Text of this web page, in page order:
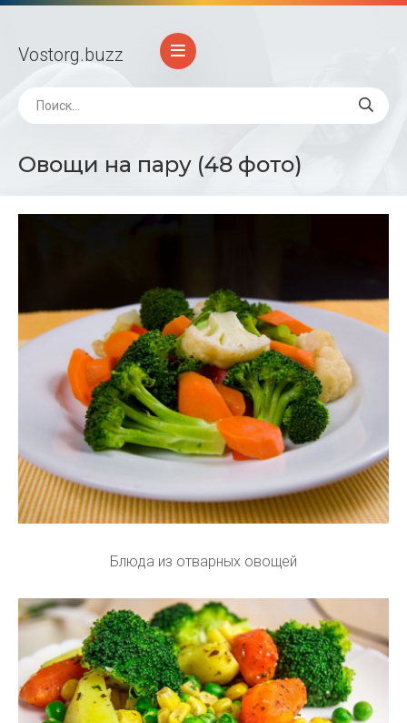
Vostorg.buzz
Овощи на пару (48 фото)
Блюда из отварных овощей